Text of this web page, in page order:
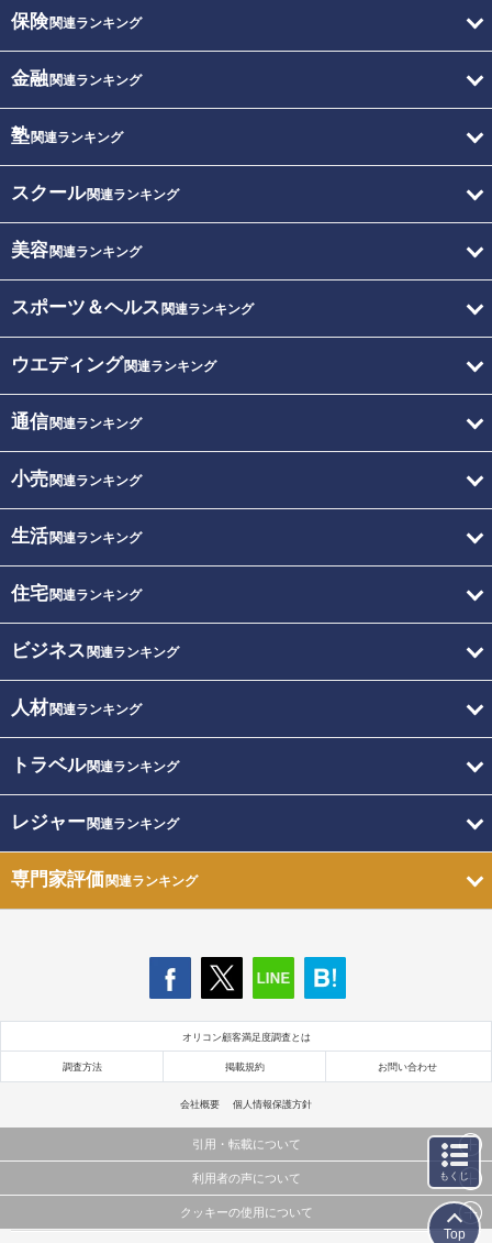
保険関連ランキング
金融関連ランキング
塾関連ランキング
スクール関連ランキング
美容関連ランキング
スポーツ＆ヘルス 関連ランキング
ウエディング関連ランキング
通信関連ランキング
小売関連ランキング
生活関連ランキング
住宅関連ランキング
ビジネス 関連ランキング
人材関連ランキング
トラベル関連ランキング
レジャー関連ランキング
専門家評価関連ランキング
オリコン顧客満足度調査とは
調査方法 掲載規約 お問い合わせ
会社概要 個人情報保護方針
引用・転載について
当サイトで公開されている情報（文字、写真、イラスト、画像データ等）及びこれらの配置・
これらの情報を権利者の許可なく無断転載・複製などの二次利用を行うことは固く禁じており
利用者の声について
当サイトに掲載している内容はすべてサービスの利用者が提出された見解・感想です。
クッキーの使用について
もくじ
Top